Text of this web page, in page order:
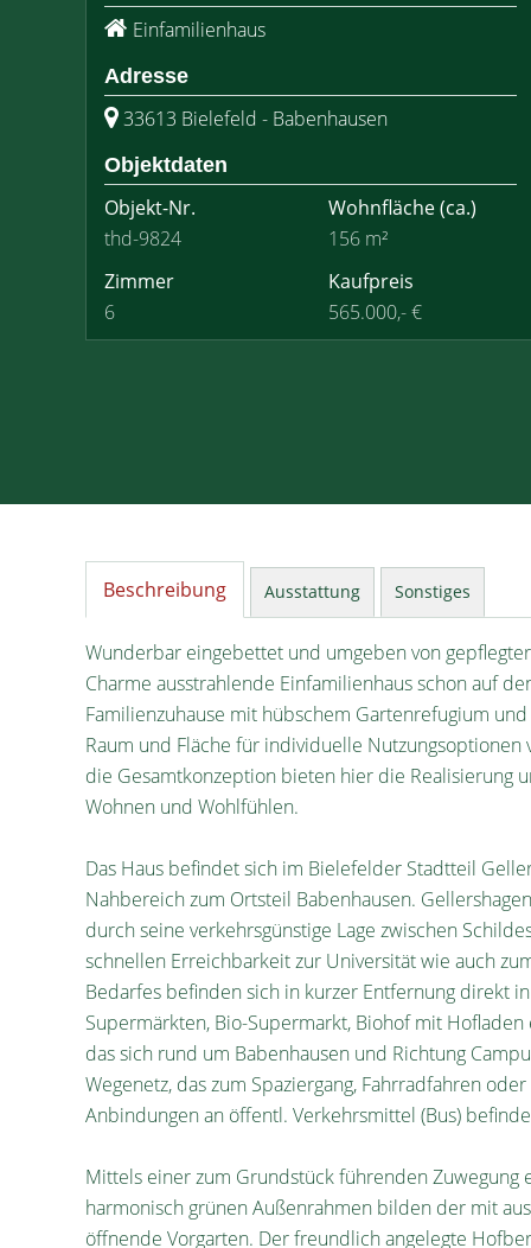
Einfamilienhaus
Adresse
33613 Bielefeld - Babenhausen
Objektdaten
Objekt-Nr.
thd-9824
Wohnfläche(ca.)
156 m²
Zimmer
6
Kaufpreis
565.000,- €
Beschreibung Ausstattung Sonstiges
Wunderbar eingebettet und umgeben von
Charme ausstrahlende Einfamilienhaus schon auf
Familienzuhause mit hübschem Gartenrefugium
Raum und Fläche für individuelle
die Gesamtkonzeption bieten hier die Realisierung
Wohnen und Wohlfühlen.
Das Haus befindet sich im Bielefelder Stadtteil
Nahbereich zum Ortsteil Babenhausen.
durch seine verkehrsgünstige Lage zwischen
schnellen Erreichbarkeit zur Universität wie auch
Bedarfes befinden sich in kurzer Entfernung direkt
Supermärkten, Bio-Supermarkt, Biohof mit
das sich rund um Babenhausen und Richtung
Wegenetz, das zum Spaziergang, Fahrradfahren
Anbindungen an öffentl. Verkehrsmittel (Bus)
Mittels einer zum Grundstück führenden
harmonisch grünen Außenrahmen bilden der mit
öffnende Vorgarten. Der freundlich angelegte